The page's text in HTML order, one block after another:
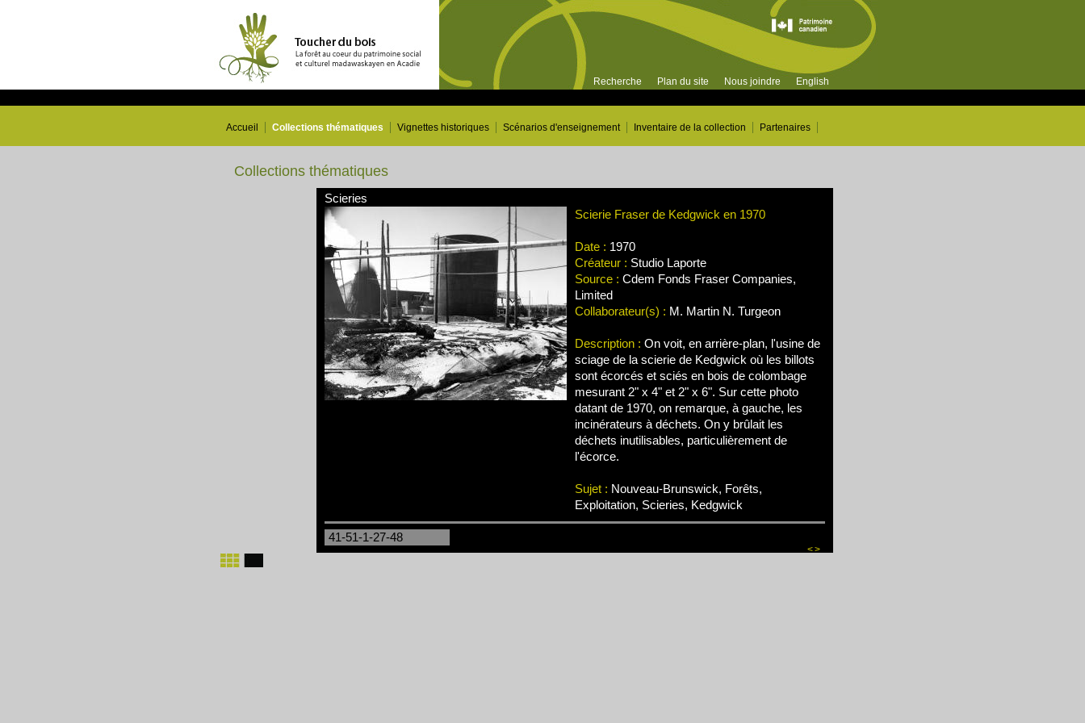
Recherche Plan du site Nous joindre English
Accueil Collections thématiques Vignettes historiques Scénarios d'enseignement Inventaire de la collection Partenaires
Collections thématiques
Scieries
Scierie Fraser de Kedgwick en 1970
Date : 1970
Créateur : Studio Laporte
Source : Cdem Fonds Fraser Companies,
Limited
Collaborateur(s) : M. Martin N. Turgeon
Description : On voit, en arrière-plan, l'usine de
sciage de la scierie de Kedgwick où les billots
sont écorcés et sciés en bois de colombage
mesurant 2" x 4" et 2" x 6". Sur cette photo
datant de 1970, on remarque, à gauche, les
incinérateurs à déchets. On y brûlait les
déchets inutilisables, particulièrement de
l'écorce.
Sujet : Nouveau-Brunswick, Forêts,
Exploitation, Scieries, Kedgwick
41-51-1-27-48
<>